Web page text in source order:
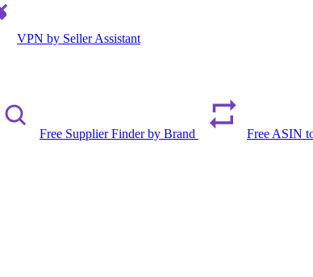
VPN by Seller Assistant
Free Supplier Finder by Brand Free ASIN